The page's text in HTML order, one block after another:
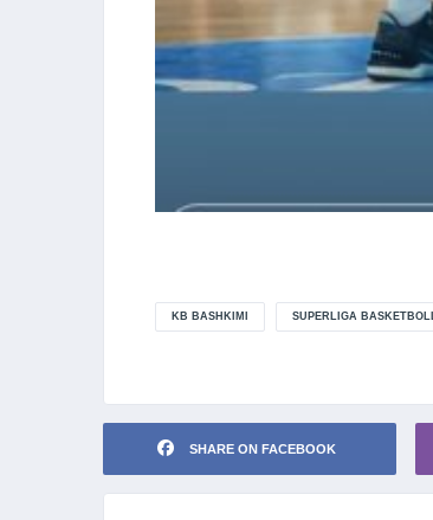
KB BASHKIMI SUPERLIGA BASKETBOLL
SHARE ON FACEBOOK